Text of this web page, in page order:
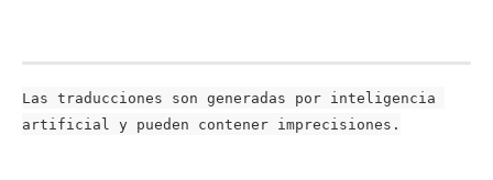
Las traducciones son generadas por inteligencia
artificial y pueden contener imprecisiones.